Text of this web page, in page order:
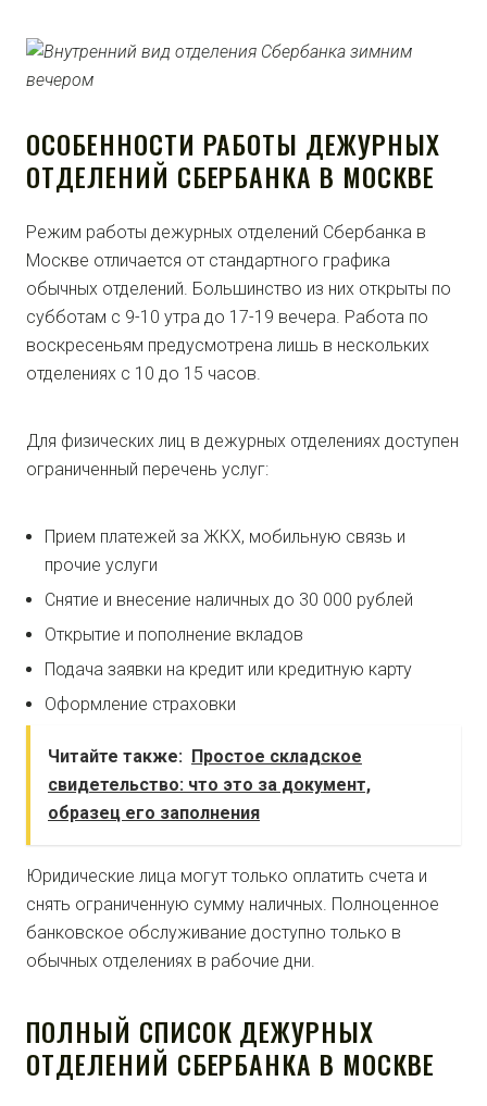
ОСОБЕННОСТИ РАБОТЫ ДЕЖУРНЫХ
ОТДЕЛЕНИЙ СБЕРБАНКА В МОСКВЕ
Режим работы дежурных отделений Сбербанка в
Москве отличается от стандартного графика
обычных отделений. Большинство из них открыты по
субботам с 9-10 утра до 17-19 вечера. Работа по
воскресеньям предусмотрена лишь в нескольких
отделениях с 10 до 15 часов.
Для физических лиц в дежурных отделениях доступен
ограниченный перечень услуг:
Прием платежей за ЖКХ, мобильную связь и
прочие услуги
Снятие и внесение наличных до 30 000 рублей
Открытие и пополнение вкладов
Подача заявки на кредит или кредитную карту
Оформление страховки
Читайте также: Простое складское
свидетельство: что это за документ,
образец его заполнения
Юридические лица могут только оплатить счета и
снять ограниченную сумму наличных. Полноценное
банковское обслуживание доступно только в
обычных отделениях в рабочие дни.
ПОЛНЫЙ СПИСОК ДЕЖУРНЫХ
ОТДЕЛЕНИЙ СБЕРБАНКА В МОСКВЕ